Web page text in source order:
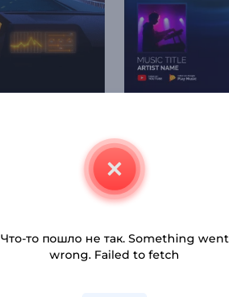
Что-то пошло не так. Something went
wrong. Failed to fetch